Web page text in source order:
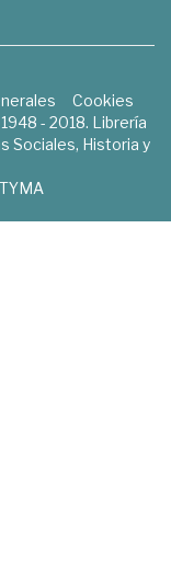
Cookies
- 2018. Librería
Sociales, Historia y